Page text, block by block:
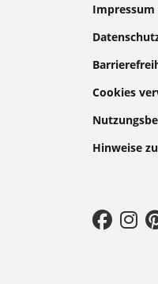
Impressum
Cookies
Hinweise